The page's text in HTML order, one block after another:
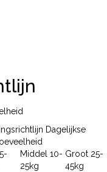
Dagelijkse
Middel 10-
25kg
Groot 25-
45kg